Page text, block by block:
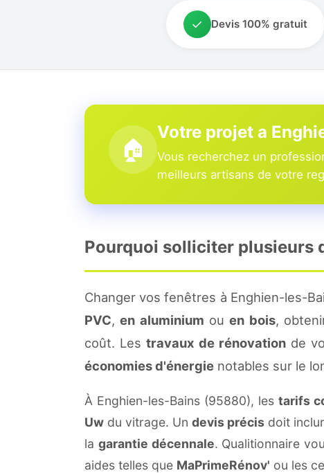
✓ Devis 100% gratuit
🏠
Votre projet a
Vous recherchez un
meilleurs artisans de votre
Pourquoi solliciter plusieurs
Changer vos fenêtres à Enghien-les-
PVC,en aluminium ouen bois,
coût. Les travaux de rénovation de
économies d'énergie notables sur le
À Enghien-les-Bains (95880), les tarifs
Uw du vitrage. Un devis précis doit
la garantie décennale. Qualitionnaire
aides telles que MaPrimeRénov' ou les